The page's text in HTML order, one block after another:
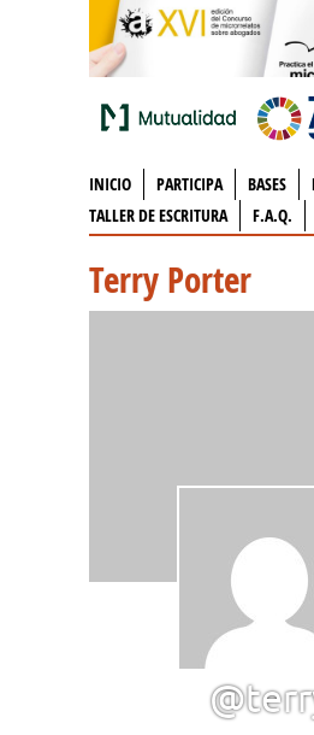
INICIO PARTICIPA BASES
TALLER DE ESCRITURA
F.A.Q.
Terry Porter